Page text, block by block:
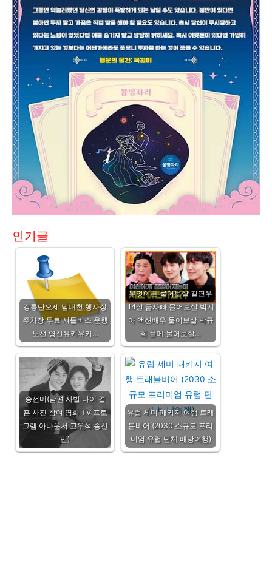
인기글
강릉단오제 남대천 행사장
주차장 무료 셔틀버스 운행
노선 영신유키유키…
무엇이든 물어보살 길연우
14살 금사빠 물어보살 박지
아 액션배우 물어보살 박규
희 플메 물어보살…
송선미(남편 사별 나이 결
혼 사진 참여 영화 TV 프로
그램 아나운서 고우석 송선
민)
유럽 세미 패키지 여행 트래
블비어 (2030 소규모 프리
미엄 유럽 단체 배낭여행)